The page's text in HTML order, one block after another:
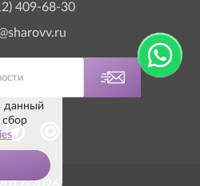
409-68-30
данный
сбор